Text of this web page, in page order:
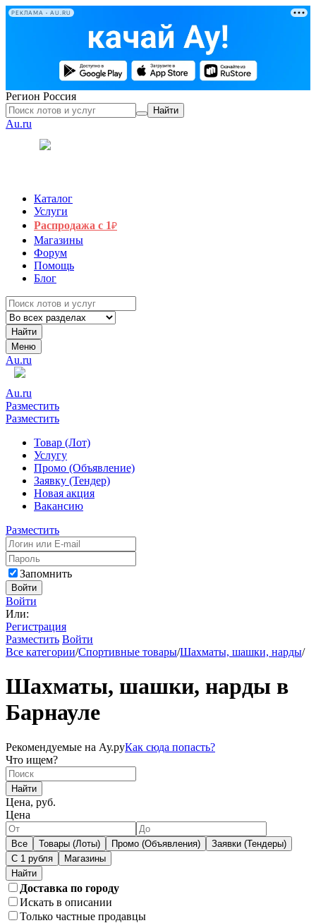
РЕКЛАМА • AU.RU
Регион Россия
Найти
Au.ru
Каталог
Услуги
Распродажа с 1₽
Магазины
Форум
Помощь
Блог
Найти
Меню
Au.ru
Au.ru
Разместить
Разместить
Товар (Лот)
Услугу
Промо (Объявление)
Заявку (Тендер)
Новая акция
Вакансию
Разместить
Запомнить
Войти
Войти
Или:
Регистрация
Разместить Войти
Все категории/Спортивные товары/Шахматы, шашки, нарды/
Шахматы, шашки, нарды в
Барнауле
Рекомендуемые на Ау.руКак сюда попасть?
Что ищем?
Найти
Цена, руб.
Цена
Все Товары (Лоты) Промо (Объявления)
Заявки (Тендеры)
С 1 рубля
Магазины
Доставка по городу
Искать в описании
Только частные продавцы